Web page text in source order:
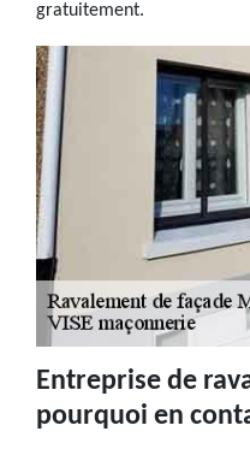
gratuitement.
Entreprise de
pourquoi en